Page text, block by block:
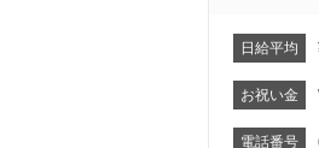
日給平均
お祝い金
電話番号